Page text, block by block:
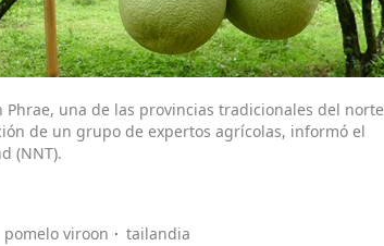
Phrae, una de las provincias tradicionales del norte
de un grupo de expertos agrícolas, informó el
(NNT).
pomelo viroon tailandia